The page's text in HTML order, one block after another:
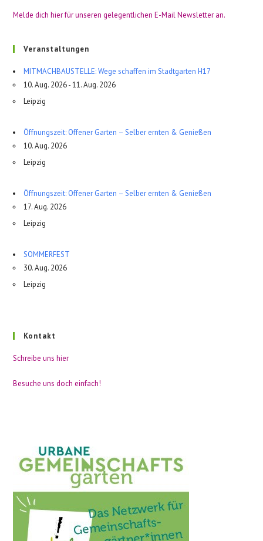
Melde dich hier für unseren gelegentlichen E-Mail Newsletter an.
Veranstaltungen
MITMACHBAUSTELLE: Wege schaffen im Stadtgarten H17
10. Aug. 2026 - 11. Aug. 2026
Leipzig
Öffnungszeit: Offener Garten – Selber ernten & Genießen
10. Aug. 2026
Leipzig
Öffnungszeit: Offener Garten – Selber ernten & Genießen
17. Aug. 2026
Leipzig
SOMMERFEST
30. Aug. 2026
Leipzig
Kontakt
Schreibe uns hier
Besuche uns doch einfach!